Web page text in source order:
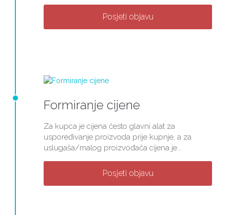
Posjeti objavu
Formiranje cijene
Za kupca je cijena često glavni alat za
uspoređivanje proizvoda prije kupnje, a za
uslugaša/malog proizvođača cijena je...
Posjeti objavu